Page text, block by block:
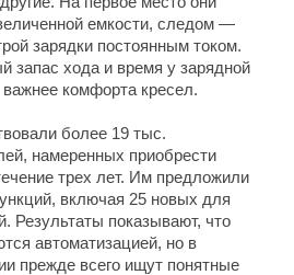
емкости, следом —
зарядки постоянным током.
запас хода и время у зарядной
комфорта кресел.
более 19 тыс.
намеренных приобрести
трех лет. Им предложили
включая 25 новых для
Результаты показывают, что
автоматизацией, но в
прежде всего ищут понятные